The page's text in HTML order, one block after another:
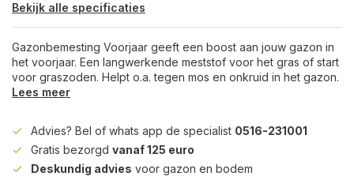
Bekijk alle specificaties
Gazonbemesting Voorjaar geeft een boost aan jouw gazon in
het voorjaar. Een langwerkende meststof voor het gras of start
voor graszoden. Helpt o.a. tegen mos en onkruid in het gazon.
Lees meer
Advies? Bel of whats app de specialist 0516-231001
Gratis bezorgd vanaf 125 euro
Deskundig advies voor gazon en bodem